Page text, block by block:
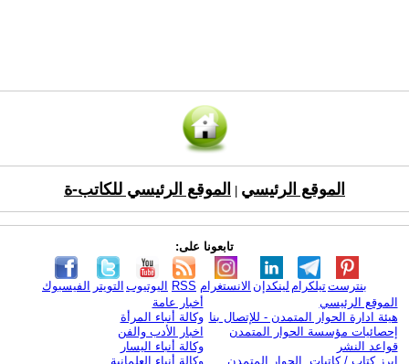
الموقع الرئيسي الموقع الرئيسي للكاتب-ة
تابعونا على:
الفيسبوك التويتر اليوتيوب RSS الانستغرام لينكدإن تيلكرامبنترست
الموقع الرئيسي
هيئة ادارة الحوار المتمدن - للإتصال بنا
إحصائيات مؤسسة الحوار المتمدن
قواعد النشر
ابرز كتاب / كاتبات الحوار المتمدن
أخبار عامة
وكالة أنباء المرأة
اخبار الأدب والفن
وكالة أنباء اليسار
وكالة أنباء العلمانية